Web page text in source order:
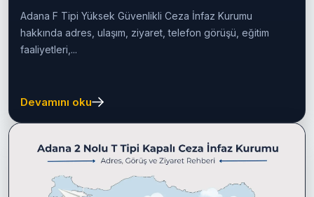
Rehberi
Adana F Tipi Yüksek Güvenlikli Ceza İnfaz Kurumu
hakkında adres, ulaşım, ziyaret, telefon görüşü, eğitim
faaliyetleri,...
Devamını oku